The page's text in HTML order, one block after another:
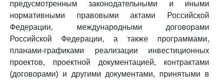
предусмотренным законодательными и иными
нормативными правовыми актами Российской
Федерации, международными договорами
Российской Федерации, а также программами,
планами-графиками реализации инвестиционных
проектов, проектной документацией, контрактами
(договорами) и другими документами, принятыми в